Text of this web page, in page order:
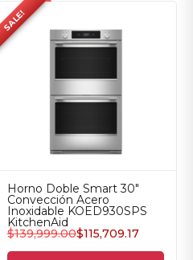
SALE!
Horno Doble Smart 30"
Convección Acero
Inoxidable KOED930SPS
KitchenAid
$139,999.00$115,709.17